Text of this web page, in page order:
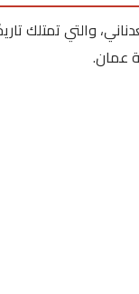
والتي تمتلك
عمان.